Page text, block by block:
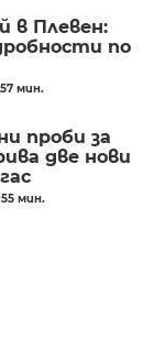
в Плевен:
по
мин.
проби за
две нови
мин.